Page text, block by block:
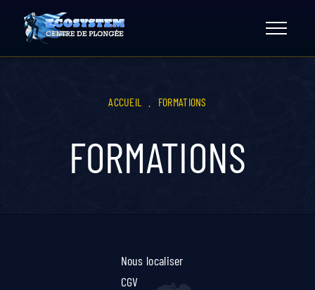
content
ACCUEIL FORMATIONS
FORMATIONS
Nous localiser
CGV